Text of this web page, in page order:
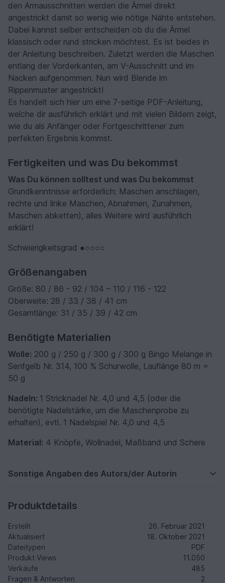
den Armausschnitten werden die Ärmel direkt
angestrickt damit so wenig wie nötige Nähte entstehen.
Dabei kannst selber entscheiden ob du die Ärmel
klassisch oder rund stricken möchtest. Es ist beides in
der Anleitung beschreiben. Zuletzt werden die Maschen
entlang der Vorderkanten, am V-Ausschnitt und im
Nacken aufgenommen. Nun wird Blende im
Rippenmuster angestrickt!
Es handelt sich hier um eine 7-seitige PDF-Anleitung,
welche dir ausführlich erklärt und mit vielen Bildern zeigt,
wie du als Anfänger oder Fortgeschrittener zum
perfekten Ergebnis kommst.
Fertigkeiten und was Du bekommst
Was Du können solltest und was Du bekommst
Grundkenntnisse erforderlich: Maschen anschlagen,
rechte und linke Maschen, Abnahmen, Zunahmen,
Maschen abketten), alles Weitere wird ausführlich
erklärt!
Schwierigkeitsgrad ●○○○○
Größenangaben
Größe: 80 / 86 - 92 / 104 – 110 / 116 - 122
Oberweite: 28 / 33 / 38 / 41 cm
Gesamtlänge: 31 / 35 / 39 / 42 cm
Benötigte Materialien
Wolle: 200 g / 250 g / 300 g / 300 g Bingo Melange in
Senfgelb Nr. 314, 100 % Schurwolle, Lauflänge 80 m =
50 g
Nadeln: 1 Stricknadel Nr. 4,0 und 4,5 (oder die
benötigte Nadelstärke, um die Maschenprobe zu
erhalten), evtl. 1 Nadelspiel Nr. 4,0 und 4,5
Material: 4 Knöpfe, Wollnadel, Maßband und Schere
Sonstige Angaben des Autors/der Autorin
Produktdetails
Erstellt
26. Februar 2021
Aktualisiert
18. Oktober 2021
Dateitypen
PDF
Produkt Views
11.050
Verkäufe
485
Fragen & Antworten
2